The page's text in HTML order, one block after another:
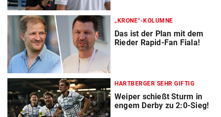
„KRONE“-KOLUMNE
Das ist der Plan mit dem
Rieder Rapid-Fan Fiala!
HARTBERGER SEHR GIFTIG
Weiper schießt Sturm in
engem Derby zu 2:0-Sieg!